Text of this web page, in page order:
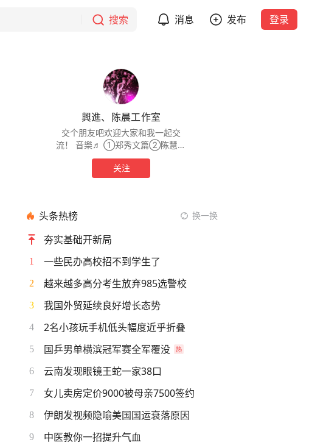
搜索 消息 发布 登录
興進、陈晨工作室
交个朋友吧欢迎大家和我一起交
流！ 音樂♬ ①郑秀文篇②陈慧琳
篇③刘德华篇④邓紫棋篇⑤伍佰
篇⑥综合篇正在更新中…… 这里只
有演唱会，音乐会版本！
关注
头条热榜 换一换
夯实基础开新局
1 一些民办高校招不到学生了
2 越来越多高分考生放弃985选警校
3 我国外贸延续良好增长态势
4 2名小孩玩手机低头幅度近乎折叠
5 国乒男单横滨冠军赛全军覆没
6 云南发现眼镜王蛇一家38口
7 女儿卖房定价9000被母亲7500签约
8 伊朗发视频隐喻美国国运衰落原因
9 中医教你一招提升气血